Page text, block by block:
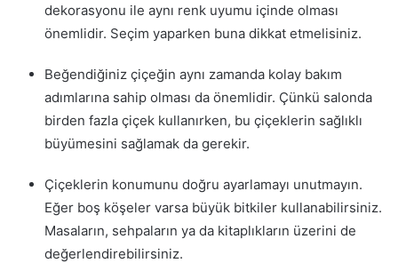
dekorasyonu ile aynı renk uyumu içinde olması
önemlidir. Seçim yaparken buna dikkat etmelisiniz.
Beğendiğiniz çiçeğin aynı zamanda kolay bakım
adımlarına sahip olması da önemlidir. Çünkü salonda
birden fazla çiçek kullanırken, bu çiçeklerin sağlıklı
büyümesini sağlamak da gerekir.
Çiçeklerin konumunu doğru ayarlamayı unutmayın.
Eğer boş köşeler varsa büyük bitkiler kullanabilirsiniz.
Masaların, sehpaların ya da kitaplıkların üzerini de
değerlendirebilirsiniz.